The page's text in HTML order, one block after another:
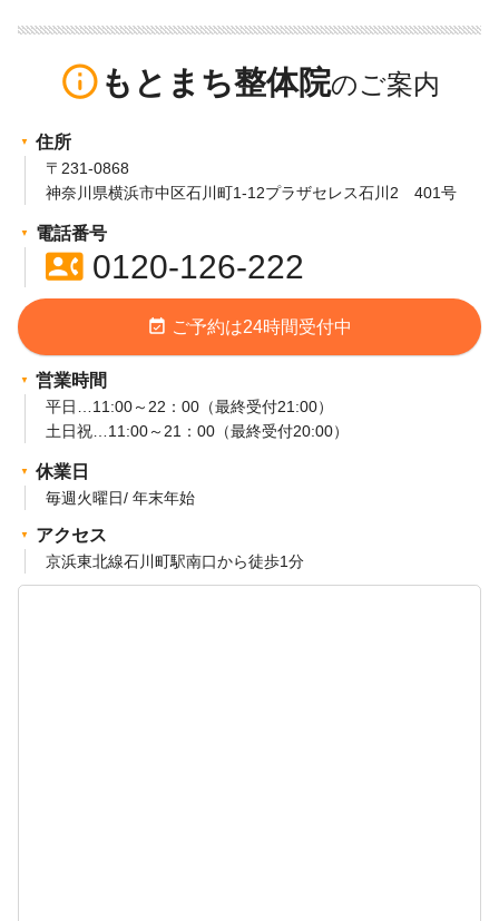
info_outline もとまち整体院
住所
〒231-0868
神奈川県横浜市中区石川町1-12プラザセレス石川2 401号
電話番号
contact_phone0120-126-222
event_available ご予約は24時間受付中
営業時間
平日…11:00～22：00（最終受付21:00）
土日祝…11:00～21：00（最終受付20:00）
休業日
毎週火曜日/ 年末年始
アクセス
京浜東北線石川町駅南口から徒歩1分